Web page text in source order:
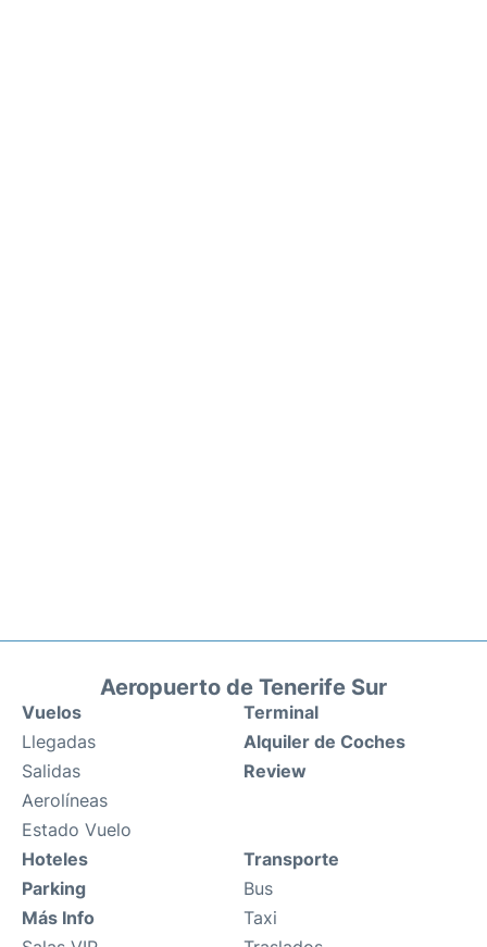
Aeropuerto de Tenerife Sur
Vuelos
Llegadas
Salidas
Aerolíneas
Estado Vuelo
Terminal
Alquiler de Coches
Review
Hoteles
Parking
Más Info
Transporte
Bus
Taxi